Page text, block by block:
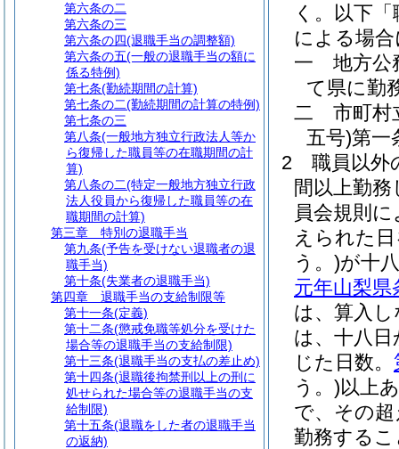
く。以下
による場
一
地方公
て県に勤
二
市町村
五号)第一
2
職員以外
間以上勤務
員会規則
えられた
う。)が十
元年山梨県
は、算入
は、十八
じた日数。
う。)以上
で、その
勤務する
第六条の二
第六条の三
第六条の四(退職手当の調整額)
第六条の五(一般の退職手当の額に
係る特例)
第七条(勤続期間の計算)
第七条の二(勤続期間の計算の特例)
第七条の三
第八条(一般地方独立行政法人等か
ら復帰した職員等の在職期間の計
算)
第八条の二(特定一般地方独立行政
法人役員から復帰した職員等の在
職期間の計算)
第三章
特別の退職手当
第九条(予告を受けない退職者の退
職手当)
第十条(失業者の退職手当)
第四章
退職手当の支給制限等
第十一条(定義)
第十二条(懲戒免職等処分を受けた
場合等の退職手当の支給制限)
第十三条(退職手当の支払の差止め)
第十四条(退職後拘禁刑以上の刑に
処せられた場合等の退職手当の支
給制限)
第十五条(退職をした者の退職手当
の返納)